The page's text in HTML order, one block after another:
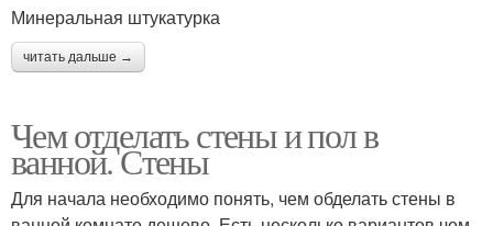
Минеральная штукатурка
читать дальше →
Чем отделать стены и пол в
ванной. Стены
Для начала необходимо понять, чем обделать стены в